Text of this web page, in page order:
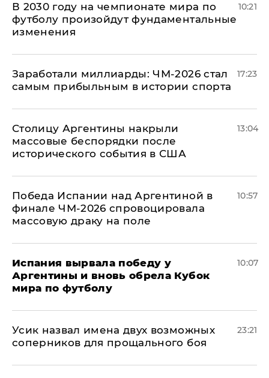
В 2030 году на чемпионате мира по
футболу произойдут фундаментальные
изменения
10:21
Заработали миллиарды: ЧМ-2026 стал
самым прибыльным в истории спорта
17:23
Столицу Аргентины накрыли
массовые беспорядки после
исторического события в США
13:04
Победа Испании над Аргентиной в
финале ЧМ-2026 спровоцировала
массовую драку на поле
10:57
Испания вырвала победу у
Аргентины и вновь обрела Кубок
мира по футболу
10:07
Усик назвал имена двух возможных
соперников для прощального боя
23:21